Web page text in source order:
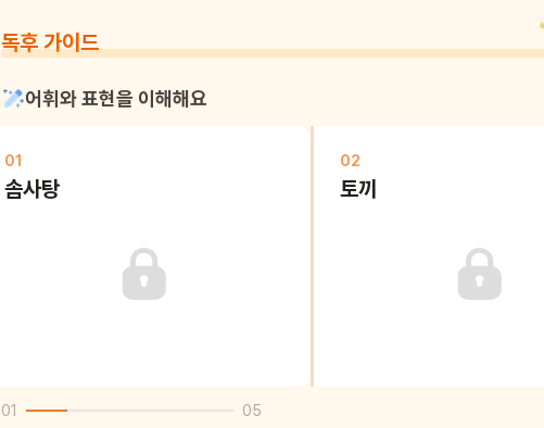
독후 가이드
어휘와 표현을 이해해요
01
솜사탕
02
토끼
01 05